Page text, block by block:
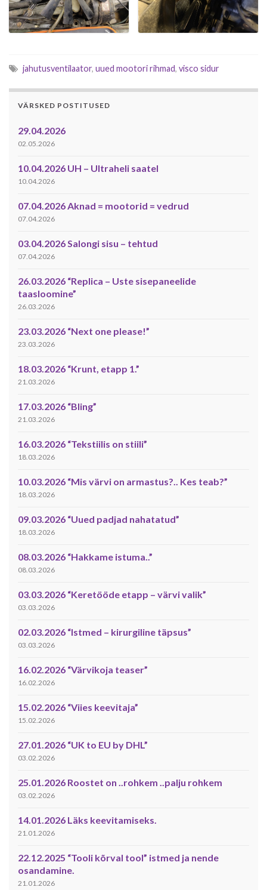
jahutusventilaator, uued mootori rihmad, visco sidur
VÄRSKED POSTITUSED
29.04.2026
02.05.2026
10.04.2026 UH – Ultraheli saatel
10.04.2026
07.04.2026 Aknad = mootorid = vedrud
07.04.2026
03.04.2026 Salongi sisu – tehtud
07.04.2026
26.03.2026 “Replica – Uste sisepaneelide
taasloomine”
26.03.2026
23.03.2026 “Next one please!”
23.03.2026
18.03.2026 “Krunt, etapp 1.”
21.03.2026
17.03.2026 “Bling”
21.03.2026
16.03.2026 “Tekstiilis on stiili”
18.03.2026
10.03.2026 “Mis värvi on armastus?.. Kes teab?”
18.03.2026
09.03.2026 “Uued padjad nahatatud”
18.03.2026
08.03.2026 “Hakkame istuma..”
08.03.2026
03.03.2026 “Keretööde etapp – värvi valik”
03.03.2026
02.03.2026 “Istmed – kirurgiline täpsus”
03.03.2026
16.02.2026 “Värvikoja teaser”
16.02.2026
15.02.2026 “Viies keevitaja”
15.02.2026
27.01.2026 “UK to EU by DHL”
03.02.2026
25.01.2026 Roostet on ..rohkem ..palju rohkem
03.02.2026
14.01.2026 Läks keevitamiseks.
21.01.2026
22.12.2025 “Tooli kõrval tool” istmed ja nende
osandamine.
21.01.2026